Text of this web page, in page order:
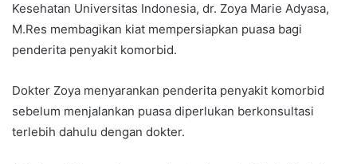
Kesehatan Universitas Indonesia, dr. Zoya Marie Adyasa,
M.Res membagikan kiat mempersiapkan puasa bagi
penderita penyakit komorbid.
Dokter Zoya menyarankan penderita penyakit komorbid
sebelum menjalankan puasa diperlukan berkonsultasi
terlebih dahulu dengan dokter.